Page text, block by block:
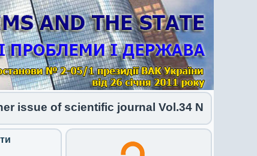
of scientific journal Vol.34 No.1 2026 has